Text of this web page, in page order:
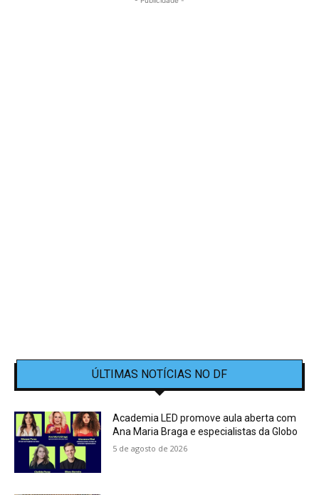
ÚLTIMAS NOTÍCIAS NO DF
Academia LED promove aula aberta com
Ana Maria Braga e especialistas da Globo
5 de agosto de 2026